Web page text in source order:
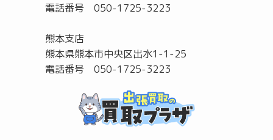
電話番号 050-1725-3223
熊本支店
熊本県熊本市中央区出水1-1-25
電話番号 050-1725-3223